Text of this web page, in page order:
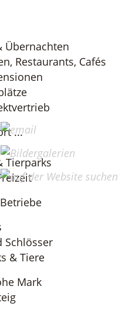
Übernachten
Restaurants, Cafés
...
Tierparks
Schlösser
& Tiere
Mark